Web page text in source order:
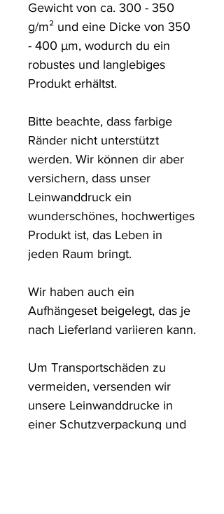
Gewicht von ca. 300 - 350
g/m² und eine Dicke von 350
- 400 µm, wodurch du ein
robustes und langlebiges
Produkt erhältst.
Bitte beachte, dass farbige
Ränder nicht unterstützt
werden. Wir können dir aber
versichern, dass unser
Leinwanddruck ein
wunderschönes, hochwertiges
Produkt ist, das Leben in
jeden Raum bringt.
Wir haben auch ein
Aufhängeset beigelegt, das je
nach Lieferland variieren kann.
Um Transportschäden zu
vermeiden, versenden wir
unsere Leinwanddrucke in
einer Schutzverpackung und